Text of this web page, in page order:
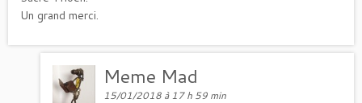
Un grand merci.
Meme Mad
15/01/2018 à 17 h 59 min